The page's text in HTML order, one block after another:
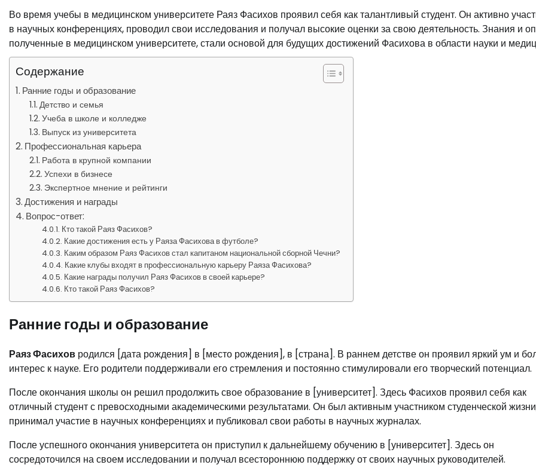
Во время учебы в медицинском университете Раяз Фасихов проявил себя как талантливый студент. Он активно
в научных конференциях, проводил свои исследования и получал высокие оценки за свою деятельность. Знания и
полученные в медицинском университете, стали основой для будущих достижений Фасихова в области науки и
Содержание
Ранние годы и образование
Детство и семья
Учеба в школе и колледже
Выпуск из университета
Профессиональная карьера
Работа в крупной компании
Успехи в бизнесе
Экспертное мнение и рейтинги
Достижения и награды
Вопрос-ответ:
Кто такой Раяз Фасихов?
Какие достижения есть у Раяза Фасихова в футболе?
Каким образом Раяз Фасихов стал капитаном национальной сборной Чечни?
Какие клубы входят в профессиональную карьеру Раяза Фасихова?
Какие награды получил Раяз Фасихов в своей карьере?
Кто такой Раяз Фасихов?
Ранние годы и образование
Раяз Фасихов родился [дата рождения] в [место рождения], в [страна]. В раннем детстве он проявил яркий ум и
интерес к науке. Его родители поддерживали его стремления и постоянно стимулировали его творческий потенциал.
После окончания школы он решил продолжить свое образование в [университет]. Здесь Фасихов проявил себя как
отличный студент с превосходными академическими результатами. Он был активным участником студенческой
принимал участие в научных конференциях и публиковал свои работы в научных журналах.
После успешного окончания университета он приступил к дальнейшему обучению в [университет]. Здесь он
сосредоточился на своем исследовании и получал всестороннюю поддержку от своих научных руководителей.